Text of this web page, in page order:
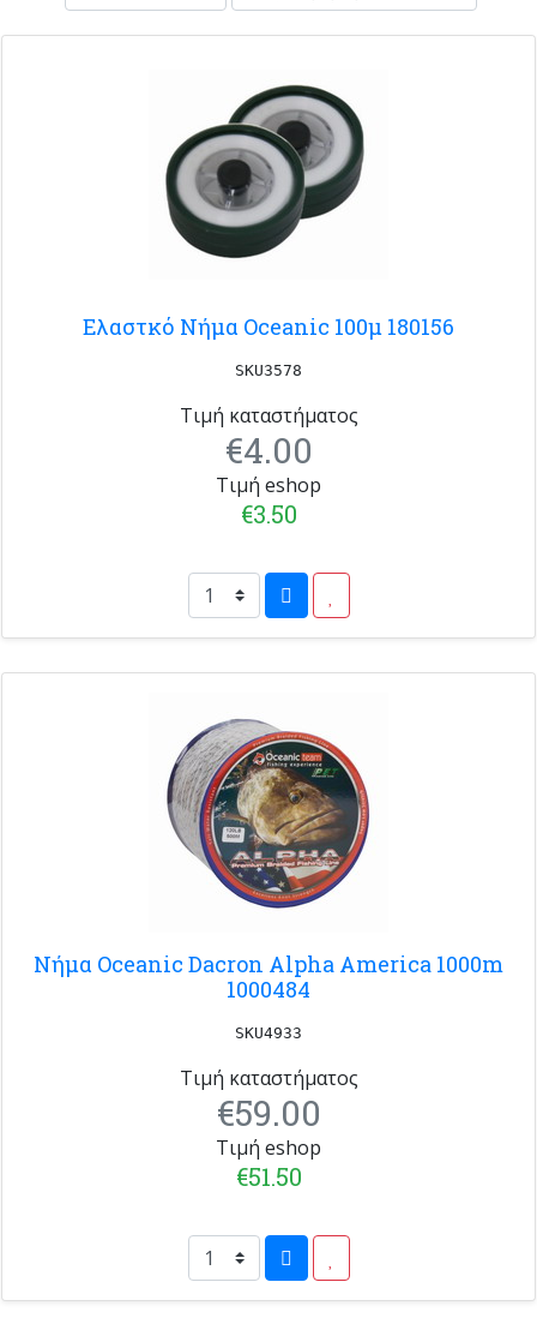
Ελαστκό Νήμα Oceanic 100μ 180156
SKU3578
Τιμή καταστήματος
€4.00
Τιμή eshop
€3.50
Νήμα Oceanic Dacron Alpha America 1000m
1000484
SKU4933
Τιμή καταστήματος
€59.00
Τιμή eshop
€51.50